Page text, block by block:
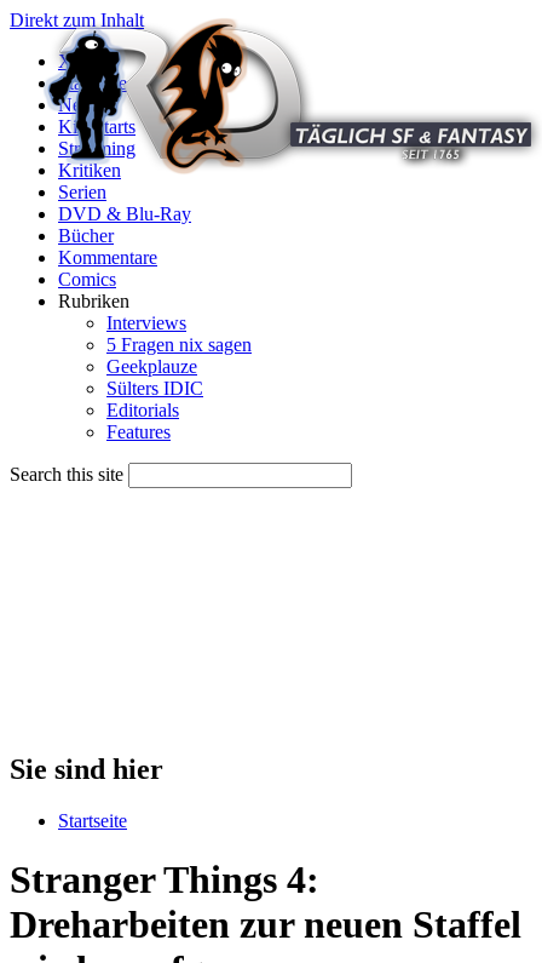
Direkt zum Inhalt
X
Startseite
News
Kinostarts
Streaming
Kritiken
Serien
DVD & Blu-Ray
Bücher
Kommentare
Comics
Rubriken
Interviews
5 Fragen nix sagen
Geekplauze
Sülters IDIC
Editorials
Features
Search this site
Sie sind hier
Startseite
Stranger Things 4:
Dreharbeiten zur neuen Staffel